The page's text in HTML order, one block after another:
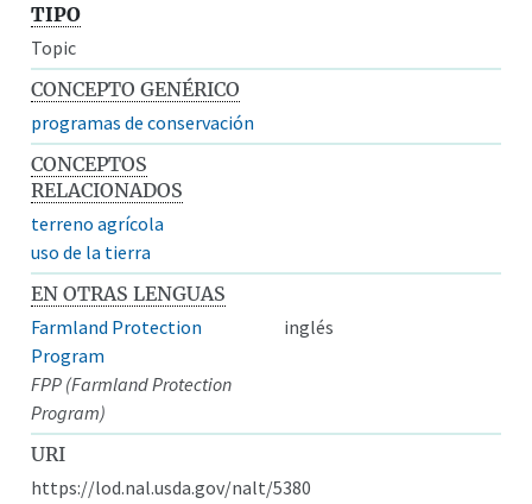
TIPO
Topic
CONCEPTO GENÉRICO
programas de conservación
CONCEPTOS
RELACIONADOS
terreno agrícola
uso de la tierra
EN OTRAS LENGUAS
Farmland Protection
Program
inglés
FPP (Farmland Protection
Program)
URI
https://lod.nal.usda.gov/nalt/5380